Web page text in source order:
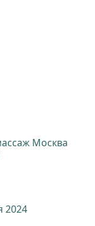
Москва
2024